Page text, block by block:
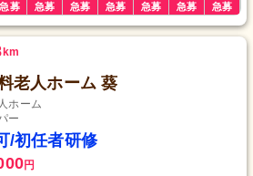
急募 急募 急募 急募 急募 急募 急募
km
老人ホーム 葵
ホーム
ー
/初任者研修
円